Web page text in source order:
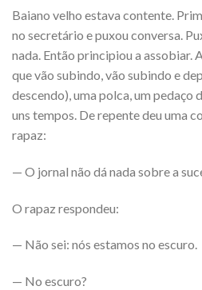
Baiano velho estava contente.
no secretário e puxou conversa.
nada. Então principiou a assobiar.
que vão subindo, vão subindo e
descendo), uma polca, um pedaço
uns tempos. De repente deu uma
rapaz:
— O jornal não dá nada sobre a
O rapaz respondeu:
— Não sei: nós estamos no escuro.
— No escuro?